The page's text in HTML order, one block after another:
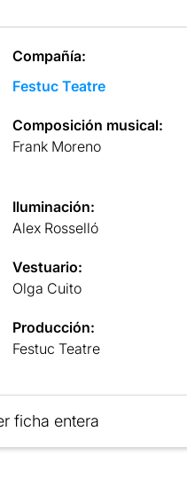
Compañía:
Festuc Teatre
Composición musical:
Frank Moreno
Iluminación:
Alex Rosselló
Vestuario:
Olga Cuito
Producción:
Festuc Teatre
ficha entera